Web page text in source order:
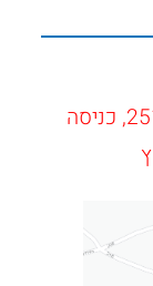
כתובת: כביש עכו צפת, מיקוד 25105, כניסה